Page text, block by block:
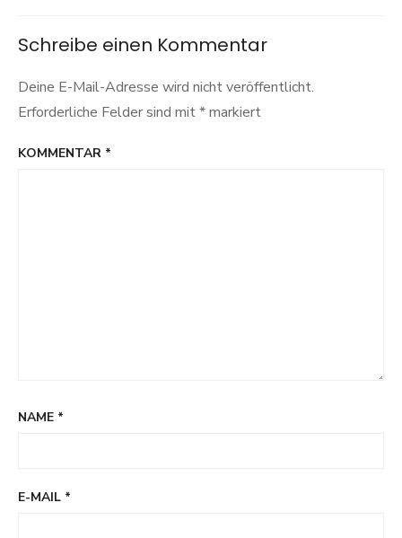
Schreibe einen Kommentar
Deine E-Mail-Adresse wird nicht veröffentlicht.
Erforderliche Felder sind mit*markiert
KOMMENTAR *
NAME *
E-MAIL *